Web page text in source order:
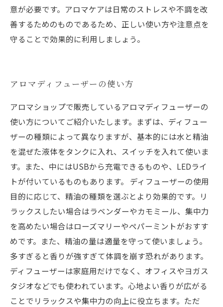
意が必要です。アロマケアは日常のストレスや不調を改
善するためのものであるため、正しい使い方や注意点を
守ることで効果的に利用しましょう。
アロマディフューザーの使い方
アロマショップで販売しているアロマディフューザーの
使い方についてご紹介いたします。まずは、ディフュー
ザーの種類によって異なりますが、基本的には水と精油
を混ぜた液体をタンクに入れ、スイッチを入れて使いま
す。また、中にはUSBから充電できるものや、LEDライ
トが付いているものもあります。 ディフューザーの使用
目的に応じて、精油の種類を選ぶとより効果的です。リ
ラックスしたい場合はラベンダーやカモミール、集中力
を高めたい場合はローズマリーやペパーミントがおすす
めです。また、精油の量は適量を守って使いましょう。
多すぎると香りが強すぎて体調を崩す恐れがあります。
ディフューザーは家庭用だけでなく、オフィスやヨガス
タジオなどでも使われています。心地よい香りが広がる
ことでリラックスや集中力の向上に役立ちます。ただ